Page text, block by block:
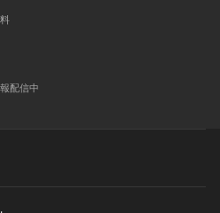
配信中